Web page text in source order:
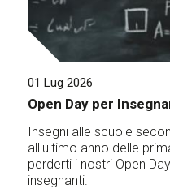
01 Lug 2026
Open Day per
Insegni alle scuole
all'ultimo anno delle
perderti i nostri Open
insegnanti.